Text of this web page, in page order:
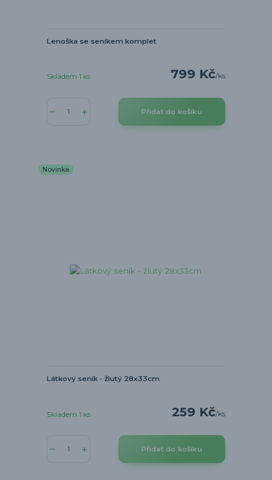
Lenoška se seníkem komplet
799 Kč/ks
Skladem 1 ks
Přidat do košíku
Novinka
Látkový seník - žlutý 28x33cm
259 Kč/ks
Skladem 1 ks
Přidat do košíku